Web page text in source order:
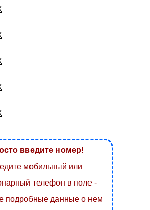
введите номер!
мобильный или
телефон в поле -
подробные данные о нем